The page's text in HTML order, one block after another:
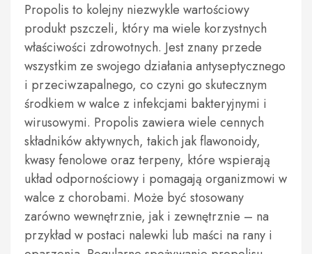
Propolis to kolejny niezwykle wartościowy
produkt pszczeli, który ma wiele korzystnych
właściwości zdrowotnych. Jest znany przede
wszystkim ze swojego działania antyseptycznego
i przeciwzapalnego, co czyni go skutecznym
środkiem w walce z infekcjami bakteryjnymi i
wirusowymi. Propolis zawiera wiele cennych
składników aktywnych, takich jak flawonoidy,
kwasy fenolowe oraz terpeny, które wspierają
układ odpornościowy i pomagają organizmowi w
walce z chorobami. Może być stosowany
zarówno wewnętrznie, jak i zewnętrznie – na
przykład w postaci nalewki lub maści na rany i